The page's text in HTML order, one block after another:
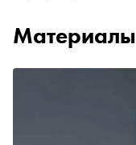
Материалы